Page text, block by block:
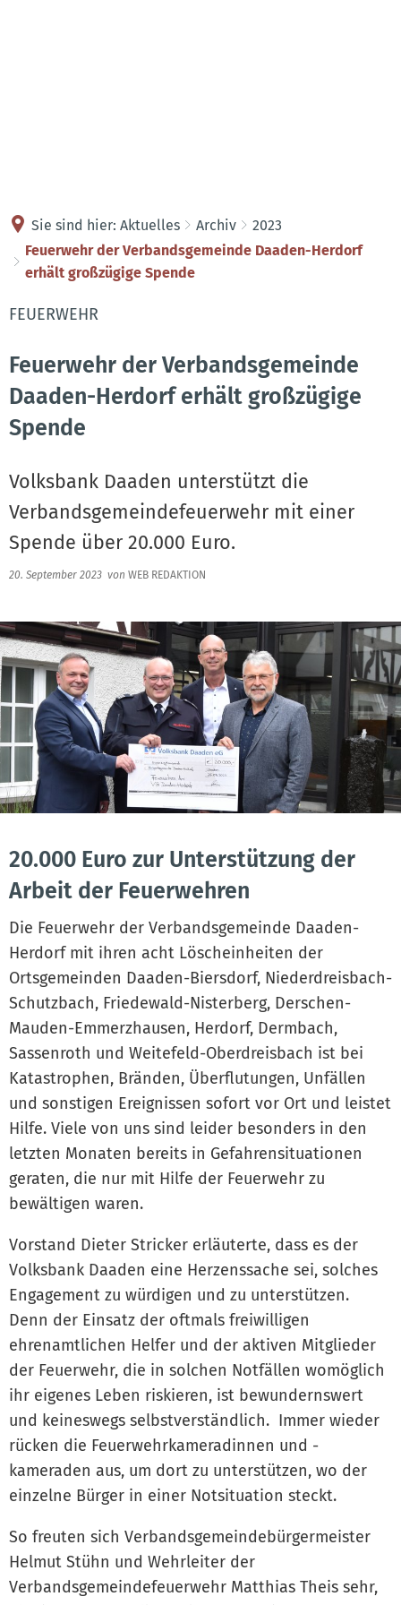
Sie sind hier: Aktuelles Archiv
2023
Feuerwehr der Verbandsgemeinde Daaden-Herdorf
erhält großzügige Spende
FEUERWEHR
Feuerwehr der Verbandsgemeinde
Daaden-Herdorf erhält großzügige
Spende
Volksbank Daaden unterstützt die
Verbandsgemeindefeuerwehr mit einer
Spende über 20.000 Euro.
20. September 2023 von WEB REDAKTION
20.000 Euro zur Unterstützung der
Arbeit der Feuerwehren
Die Feuerwehr der Verbandsgemeinde Daaden-
Herdorf mit ihren acht Löscheinheiten der
Ortsgemeinden Daaden-Biersdorf, Niederdreisbach-
Schutzbach, Friedewald-Nisterberg, Derschen-
Mauden-Emmerzhausen, Herdorf, Dermbach,
Sassenroth und Weitefeld-Oberdreisbach ist bei
Katastrophen, Bränden, Überflutungen, Unfällen
und sonstigen Ereignissen sofort vor Ort und leistet
Hilfe. Viele von uns sind leider besonders in den
letzten Monaten bereits in Gefahrensituationen
geraten, die nur mit Hilfe der Feuerwehr zu
bewältigen waren.
Vorstand Dieter Stricker erläuterte, dass es der
Volksbank Daaden eine Herzenssache sei, solches
Engagement zu würdigen und zu unterstützen.
Denn der Einsatz der oftmals freiwilligen
ehrenamtlichen Helfer und der aktiven Mitglieder
der Feuerwehr, die in solchen Notfällen womöglich
ihr eigenes Leben riskieren, ist bewundernswert
und keineswegs selbstverständlich. Immer wieder
rücken die Feuerwehrkameradinnen und -
kameraden aus, um dort zu unterstützen, wo der
einzelne Bürger in einer Notsituation steckt.
So freuten sich Verbandsgemeindebürgermeister
Helmut Stühn und Wehrleiter der
Verbandsgemeindefeuerwehr Matthias Theis sehr,